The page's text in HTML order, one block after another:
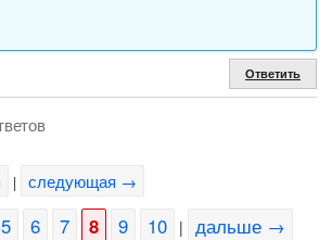
Ответить
| следующая →
5 6 7 8 9 10 |
дальше →